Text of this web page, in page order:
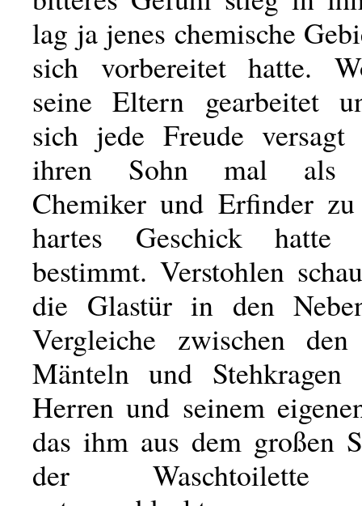
lag ja jenes chemische
sich vorbereitet hatte.
seine Eltern gearbeitet
sich jede Freude
ihren Sohn mal als
Chemiker und Erfinder
hartes Geschick hatte
bestimmt. Verstohlen
die Glastür in den
Vergleiche zwischen
Mänteln und Stehkragen
Herren und seinem
das ihm aus dem großen
der Waschtoilette